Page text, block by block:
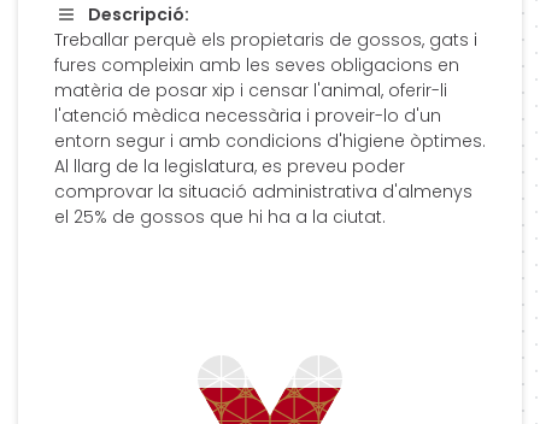
Descripció:
Treballar perquè els propietaris de gossos, gats i
fures compleixin amb les seves obligacions en
matèria de posar xip i censar l'animal, oferir-li
l'atenció mèdica necessària i proveir-lo d'un
entorn segur i amb condicions d'higiene òptimes.
Al llarg de la legislatura, es preveu poder
comprovar la situació administrativa d'almenys
el 25% de gossos que hi ha a la ciutat.